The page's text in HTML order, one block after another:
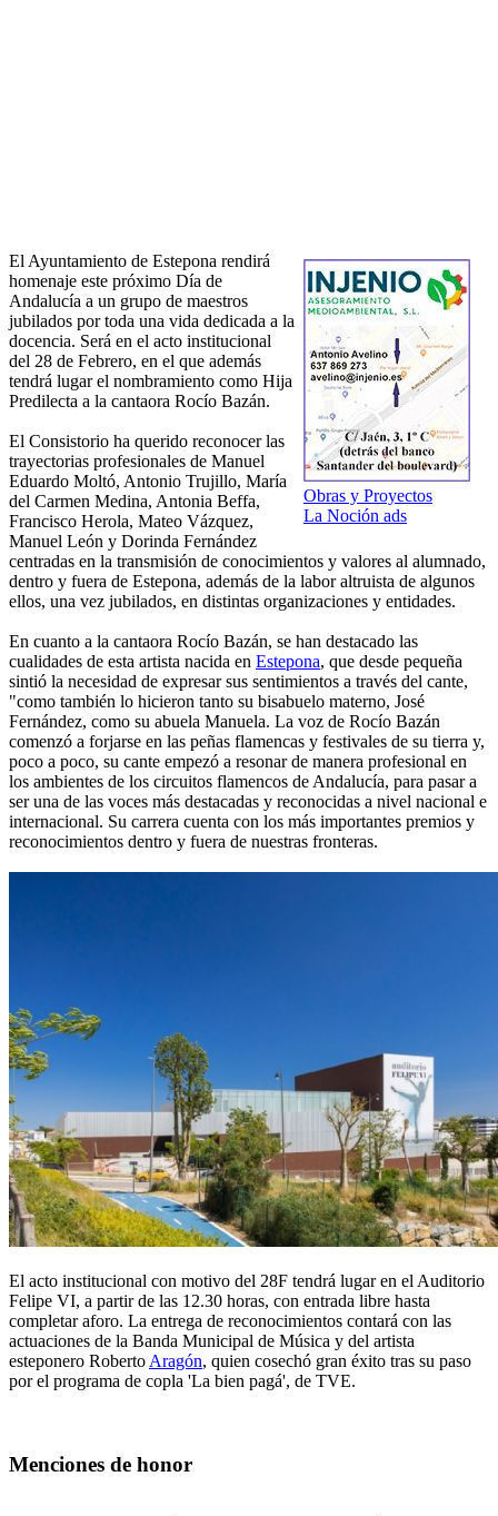
Obras y Proyectos
La Noción ads
El Ayuntamiento de Estepona rendirá
homenaje este próximo Día de
Andalucía a un grupo de maestros
jubilados por toda una vida dedicada a la
docencia. Será en el acto institucional
del 28 de Febrero, en el que además
tendrá lugar el nombramiento como Hija
Predilecta a la cantaora Rocío Bazán.
El Consistorio ha querido reconocer las
trayectorias profesionales de Manuel
Eduardo Moltó, Antonio Trujillo, María
del Carmen Medina, Antonia Beffa,
Francisco Herola, Mateo Vázquez,
Manuel León y Dorinda Fernández
centradas en la transmisión de conocimientos y valores al alumnado,
dentro y fuera de Estepona, además de la labor altruista de algunos
ellos, una vez jubilados, en distintas organizaciones y entidades.
En cuanto a la cantaora Rocío Bazán, se han destacado las
cualidades de esta artista nacida en Estepona, que desde pequeña
sintió la necesidad de expresar sus sentimientos a través del cante,
"como también lo hicieron tanto su bisabuelo materno, José
Fernández, como su abuela Manuela. La voz de Rocío Bazán
comenzó a forjarse en las peñas flamencas y festivales de su tierra y,
poco a poco, su cante empezó a resonar de manera profesional en
los ambientes de los circuitos flamencos de Andalucía, para pasar a
ser una de las voces más destacadas y reconocidas a nivel nacional e
internacional. Su carrera cuenta con los más importantes premios y
reconocimientos dentro y fuera de nuestras fronteras.
El acto institucional con motivo del 28F tendrá lugar en el Auditorio
Felipe VI, a partir de las 12.30 horas, con entrada libre hasta
completar aforo. La entrega de reconocimientos contará con las
actuaciones de la Banda Municipal de Música y del artista
esteponero Roberto Aragón, quien cosechó gran éxito tras su paso
por el programa de copla 'La bien pagá', de TVE.
Menciones de honor